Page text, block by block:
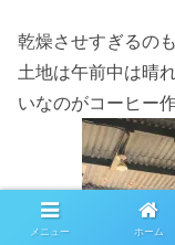
乾燥させすぎるの
土地は午前中は晴
いなのがコーヒー
メニュー ホーム